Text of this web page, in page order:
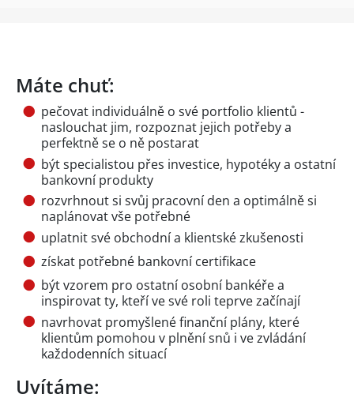
Máte chuť:
pečovat individuálně o své portfolio klientů -
naslouchat jim, rozpoznat jejich potřeby a
perfektně se o ně postarat
být specialistou přes investice, hypotéky a ostatní
bankovní produkty
rozvrhnout si svůj pracovní den a optimálně si
naplánovat vše potřebné
uplatnit své obchodní a klientské zkušenosti
získat potřebné bankovní certifikace
být vzorem pro ostatní osobní bankéře a
inspirovat ty, kteří ve své roli teprve začínají
navrhovat promyšlené finanční plány, které
klientům pomohou v plnění snů i ve zvládání
každodenních situací
Uvítáme: